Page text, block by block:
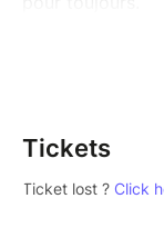
échassier. Des
Tickets